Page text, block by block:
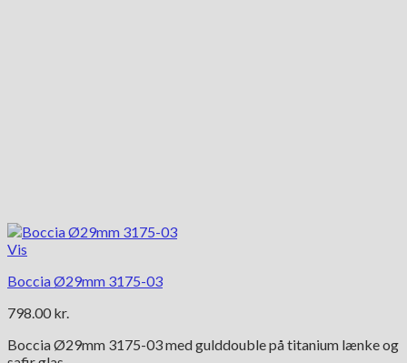
Vis
Boccia Ø29mm 3175-03
798.00 kr.
Boccia Ø29mm 3175-03 med gulddouble på titanium lænke og